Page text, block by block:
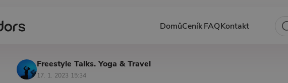
DomůCeníkFAQKontakt
Freestyle Talks. Yoga & Travel
17. 1. 2023 15:34